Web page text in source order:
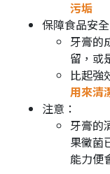
污垢
保障食品安全
牙膏的
留，或
比起強
用來清
注意：
牙膏的
果黴菌
能力便